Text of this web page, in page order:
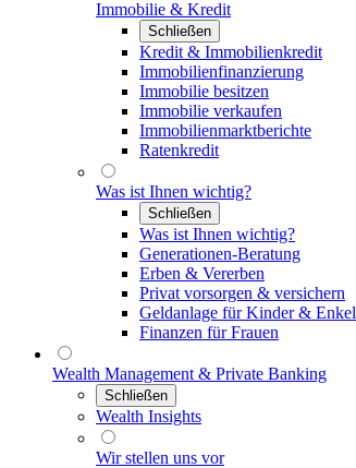
Immobilie & Kredit
Schließen
Kredit & Immobilienkredit
Immobilienfinanzierung
Immobilie besitzen
Immobilie verkaufen
Immobilienmarktberichte
Ratenkredit
Was ist Ihnen wichtig?
Schließen
Was ist Ihnen wichtig?
Generationen-Beratung
Erben & Vererben
Privat vorsorgen & versichern
Geldanlage für Kinder & Enkel
Finanzen für Frauen
Wealth Management & Private Banking
Schließen
Wealth Insights
Wir stellen uns vor